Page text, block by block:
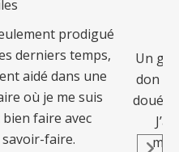
prodigué
derniers temps,
aidé dans une
où je me suis
faire avec
faire.
Un
don
doué